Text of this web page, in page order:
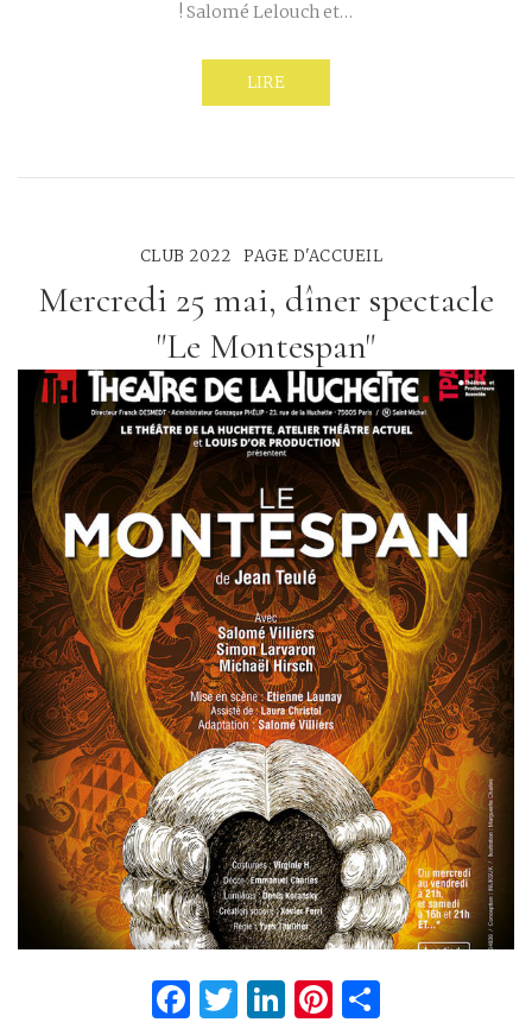
! Salomé Lelouch et…
LIRE
CLUB 2022 PAGE D'ACCUEIL
Mercredi 25 mai, dîner spectacle
"Le Montespan"
Facebook
Twitter
LinkedIn
Pinterest